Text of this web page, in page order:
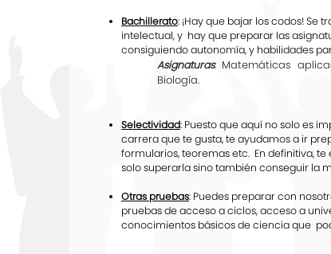
Bachillerato: ¡Hay que bajar los codos!
intelectual, y hay que preparar las
consiguiendo autonomía, y habilidades
Asignaturas: Matemáticas
Biología.
Selectividad: Puesto que aquí no solo es
carrera que te gusta, te ayudamos a ir
formularios, teoremas etc. En definitiva,
solo superarla sino también conseguir la
Otras pruebas: Puedes preparar con
pruebas de acceso a ciclos, acceso a
conocimientos básicos de ciencia que